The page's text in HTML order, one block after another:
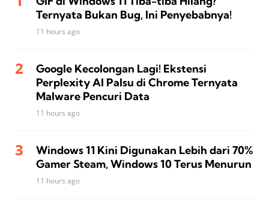
Ternyata Bukan Bug, Ini Penyebabnya!
11 hours ago
Google Kecolongan Lagi! Ekstensi
Perplexity AI Palsu di Chrome Ternyata
Malware Pencuri Data
11 hours ago
Windows 11 Kini Digunakan Lebih dari 70%
Gamer Steam, Windows 10 Terus Menurun
11 hours ago